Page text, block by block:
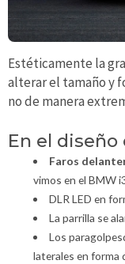
Estéticamente la
alterar el tamaño y
no de manera
En el
Faros
vimos en el BMW
DLR LED en
La parrilla se
Los
laterales en forma